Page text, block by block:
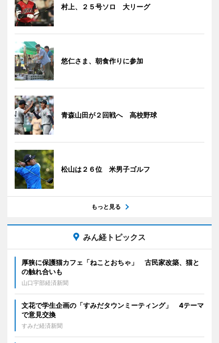
村上、２５号ソロ 大リーグ
悠仁さま、朝食作りに参加
青森山田が２回戦へ 高校野球
松山は２６位 米男子ゴルフ
もっと見る
みん経トピックス
厚狭に保護猫カフェ「ねことおちゃ」 古民家改築、猫と
の触れ合いも
山口宇部経済新聞
文花で学生企画の「すみだタウンミーティング」 4テーマ
で意見交換
すみだ経済新聞